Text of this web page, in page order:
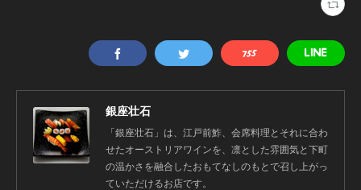
銀座壮石
「銀座壮石」は、江戸前鮓、会席料理とそれに合わ
せたオーストリアワインを、凛とした雰囲気と下町
の温かさを融合したおもてなしのもとで召し上がっ
ていただけるお店です。